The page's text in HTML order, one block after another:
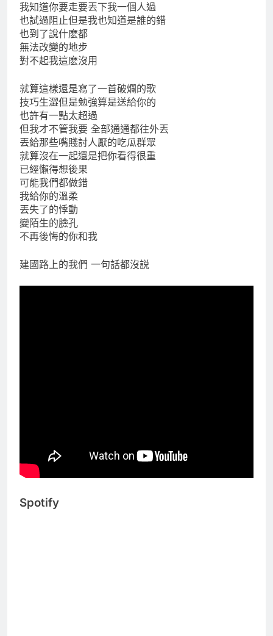
我知道你要走要丟下我一個人過
也試過阻止但是我也知道是誰的錯
也到了說什麽都
無法改變的地步
對不起我這麽沒用
就算這樣還是寫了一首破爛的歌
技巧生澀但是勉強算是送給你的
也許有一點太超過
但我才不管我要 全部通通都往外丟
丟給那些嘴賤討人厭的吃瓜群眾
就算沒在一起還是把你看得很重
已經懶得想後果
可能我們都做錯
我給你的溫柔
丟失了的悸動
變陌生的臉孔
不再後悔的你和我
建國路上的我們 一句話都沒説
Spotify